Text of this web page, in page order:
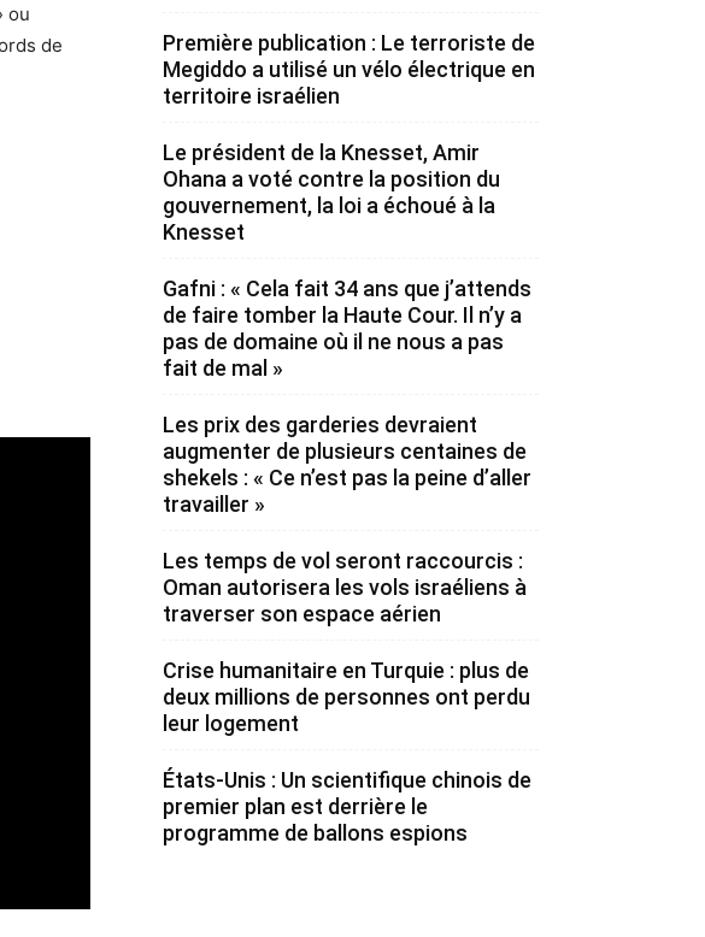
ou
de
Première publication : Le terroriste de
Megiddo a utilisé un vélo électrique en
territoire israélien
Le président de la Knesset, Amir
Ohana a voté contre la position du
gouvernement, la loi a échoué à la
Knesset
Gafni : « Cela fait 34 ans que j’attends
de faire tomber la Haute Cour. Il n’y a
pas de domaine où il ne nous a pas
fait de mal »
Les prix des garderies devraient
augmenter de plusieurs centaines de
shekels : « Ce n’est pas la peine d’aller
travailler »
Les temps de vol seront raccourcis :
Oman autorisera les vols israéliens à
traverser son espace aérien
Crise humanitaire en Turquie : plus de
deux millions de personnes ont perdu
leur logement
États-Unis : Un scientifique chinois de
premier plan est derrière le
programme de ballons espions